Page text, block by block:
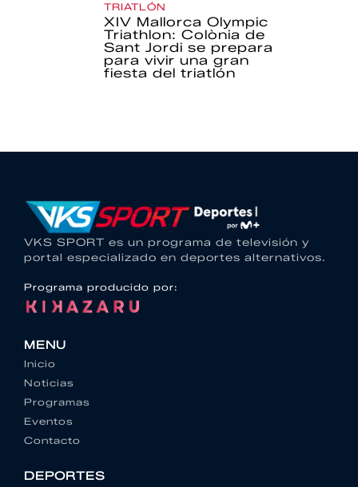
TRIATLÓN
XIV Mallorca Olympic
Triathlon: Colònia de
Sant Jordi se prepara
para vivir una gran
fiesta del triatlón
VKS SPORT es un programa de televisión y
portal especializado en deportes alternativos.
Programa producido por:
MENU
Inicio
Noticias
Programas
Eventos
Contacto
DEPORTES